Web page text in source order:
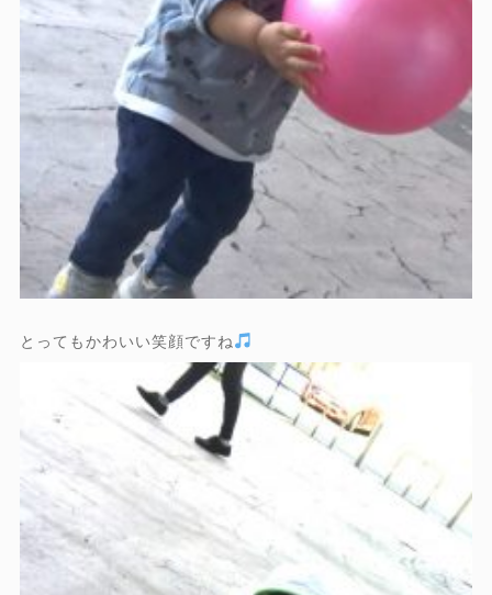
とってもかわいい笑顔ですね